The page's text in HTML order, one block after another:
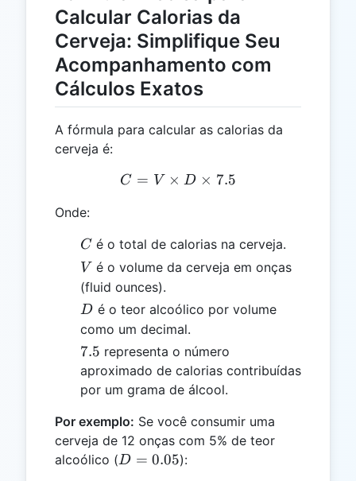
Calcular Calorias da
Cerveja: Simplifique Seu
Acompanhamento com
Cálculos Exatos
A fórmula para calcular as calorias da
cerveja é:
C = V \times D \times 7.5
C = V × D × 7.5
Onde:
C
C é o total de calorias na cerveja.
V
V é o volume da cerveja em onças
(fluid ounces).
D
D é o teor alcoólico por volume
como um decimal.
7.5
7.5 representa o número
aproximado de calorias contribuídas
por um grama de álcool.
Por exemplo: Se você consumir uma
cerveja de 12 onças com 5% de teor
alcoólico (D =
D = 0.05):